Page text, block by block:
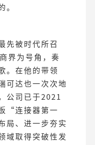
。
先被时代所召
界为号角，奏
。在他的带领
可达也一次次地
公司已于2021
“连接器第一
局、进一步夯实
域取得突破性发